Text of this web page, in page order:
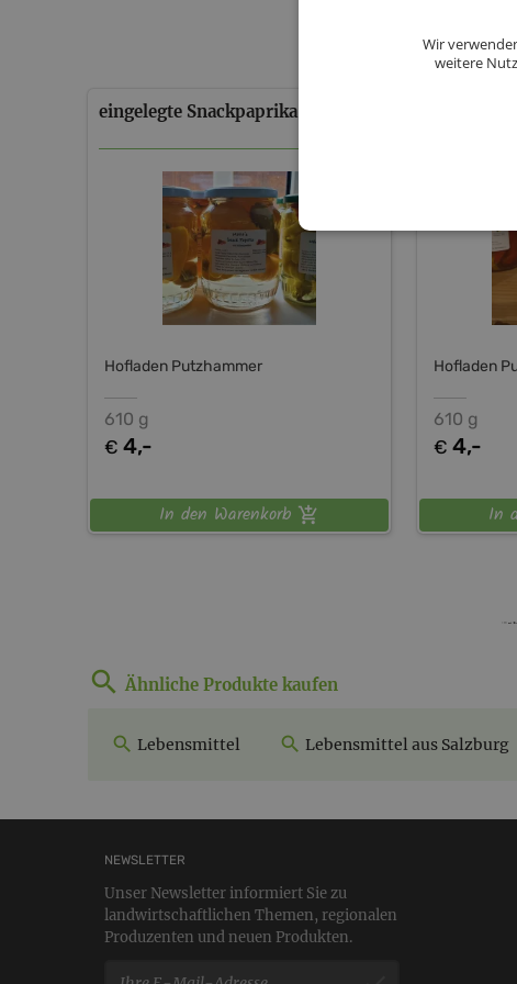
eingelegte Snackpaprika
Hofladen Putzhammer
610 g
€ 4,-
In den Warenkorb
Hofladen
610 g
€ 4,-
In
Ähnliche Produkte kaufen
Lebensmittel Lebensmittel aus Salzburg
NEWSLETTER
Unser Newsletter informiert Sie zu
landwirtschaftlichen Themen, regionalen
Produzenten und neuen Produkten.
Wir
weitere